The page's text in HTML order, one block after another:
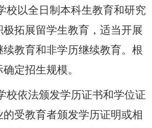
校以全日制本科生教育和研究
拓展留学生教育 ， 适当开展
教育和非学历继续教育。根
定招生规模。
校依法颁发学历证书和学位证
受教育者颁发学历证明或相